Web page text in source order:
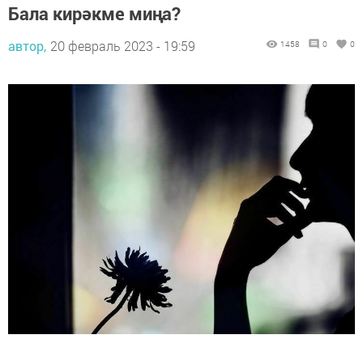
Бала кирәкме миңа?
автор, 20 февраль 2023 - 19:59 1458 0 0